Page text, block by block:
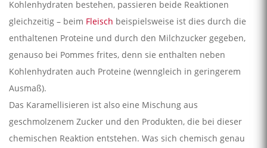
Kohlenhydraten bestehen, passieren beide Reaktionen
gleichzeitig – beim Fleisch beispielsweise ist dies durch die
enthaltenen Proteine und durch den Milchzucker gegeben,
genauso bei Pommes frites, denn sie enthalten neben
Kohlenhydraten auch Proteine (wenngleich in geringerem
Ausmaß).
Das Karamellisieren ist also eine Mischung aus
geschmolzenem Zucker und den Produkten, die bei dieser
chemischen Reaktion entstehen. Was sich chemisch genau